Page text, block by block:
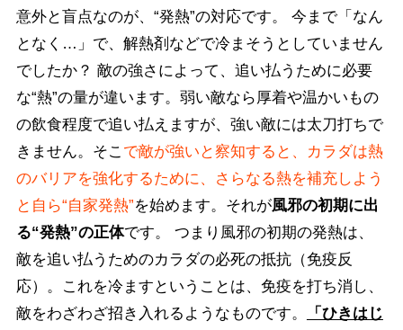
意外と盲点なのが、“発熱”の対応です。 今まで「なん
となく…」で、解熱剤などで冷まそうとしていません
でしたか？ 敵の強さによって、追い払うために必要
な“熱”の量が違います。弱い敵なら厚着や温かいもの
の飲食程度で追い払えますが、強い敵には太刀打ちで
きません。そこ で敵が強いと察知すると、カラダは熱
のバリアを強化するために、さらなる熱を補充しよう
と自ら“自家発熱”を始めます。それが風邪の初期に出
る“発熱”の正体です。 つまり風邪の初期の発熱は、
敵を追い払うためのカラダの必死の抵抗（免疫反
応）。これを冷ますということは、免疫を打ち消し、
敵をわざわざ招き入れるようなものです。
「ひきはじ